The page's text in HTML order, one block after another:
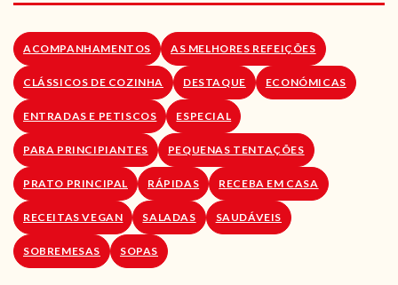
LOJA ONLINE
BLOG
ACOMPANHAMENTOS AS MELHORES REFEIÇÕES
CLÁSSICOS DE COZINHA DESTAQUE ECONÓMICAS
ENTRADAS E PETISCOS ESPECIAL
PARA PRINCIPIANTES PEQUENAS TENTAÇÕES
PRATO PRINCIPAL RÁPIDAS RECEBA EM CASA
RECEITAS VEGAN SALADAS SAUDÁVEIS
SOBREMESAS SOPAS